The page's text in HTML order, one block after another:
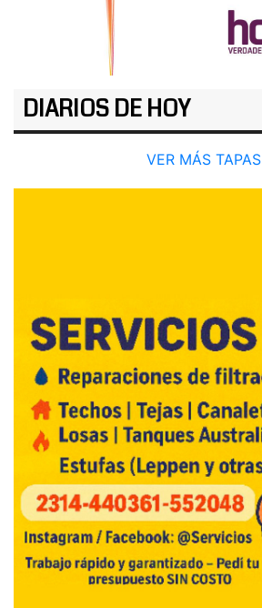
DIARIOS DE HOY
VER MÁS TAPAS